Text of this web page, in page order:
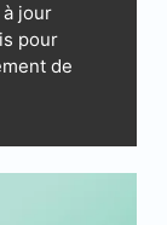
jour
pour
de